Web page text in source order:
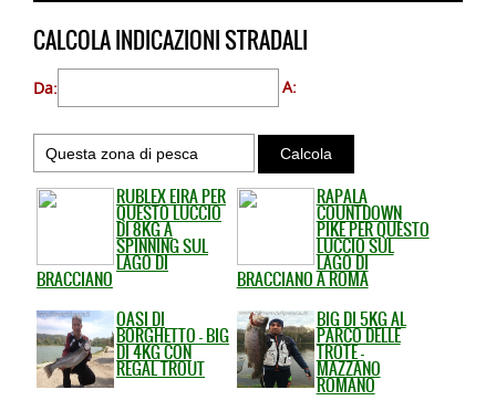
CALCOLA INDICAZIONI STRADALI
Da: A:
RUBLEX EIRA PER
QUESTO LUCCIO
DI 8KG A
SPINNING SUL
LAGO DI
BRACCIANO
RAPALA
COUNTDOWN
PIKE PER QUESTO
LUCCIO SUL
LAGO DI
BRACCIANO A ROMA
OASI DI
BORGHETTO - BIG
DI 4KG CON
REGAL TROUT
BIG DI 5KG AL
PARCO DELLE
TROTE -
MAZZANO
ROMANO